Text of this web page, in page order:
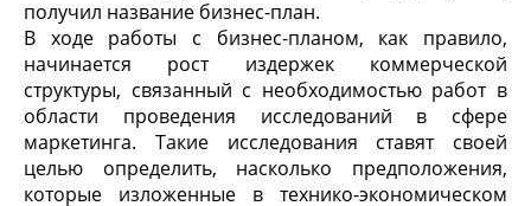
получил название бизнес-план.
В ходе работы с бизнес-планом, как правило,
начинается рост издержек коммерческой
структуры, связанный с необходимостью работ в
области проведения исследований в сфере
маркетинга. Такие исследования ставят своей
целью определить, насколько предположения,
которые изложенные в технико-экономическом